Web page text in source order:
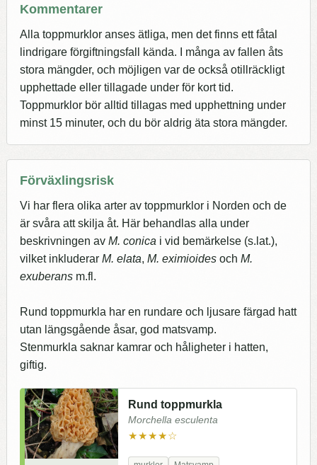
Kommentarer
Alla toppmurklor anses ätliga, men det finns ett fåtal
lindrigare förgiftningsfall kända. I många av fallen åts
stora mängder, och möjligen var de också otillräckligt
upphettade eller tillagade under för kort tid.
Toppmurklor bör alltid tillagas med upphettning under
minst 15 minuter, och du bör aldrig äta stora mängder.
Förväxlingsrisk
Vi har flera olika arter av toppmurklor i Norden och de
är svåra att skilja åt. Här behandlas alla under
beskrivningen av M. conica i vid bemärkelse (s.lat.),
vilket inkluderar M. elata, M. eximioides och M.
exuberans m.fl.
Rund toppmurkla har en rundare och ljusare färgad hatt
utan längsgående åsar, god matsvamp.
Stenmurkla saknar kamrar och håligheter i hatten,
giftig.
Rund toppmurkla
Morchella esculenta
★★★★☆